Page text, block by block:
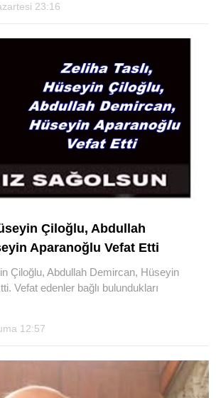
23:16
Çiloğlu, Abdullah
Aparanoğlu Vefat Etti
Çiloğlu, Abdullah Demircan, Hüseyin
Vefat edenler bağlı bulundukları
12:57